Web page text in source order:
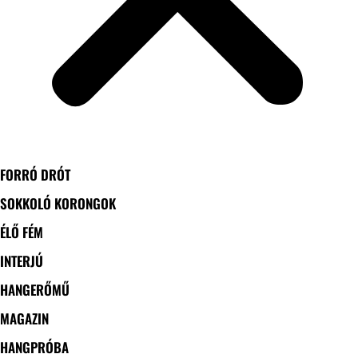
FORRÓ DRÓT
SOKKOLÓ KORONGOK
ÉLŐ FÉM
INTERJÚ
HANGERŐMŰ
MAGAZIN
HANGPRÓBA